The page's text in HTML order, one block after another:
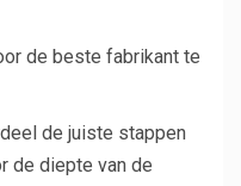
de beste fabrikant te
de juiste stappen
de diepte van de